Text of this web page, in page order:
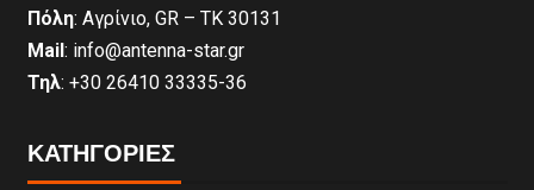
Πόλη: Αγρίνιο, GR – ΤΚ 30131
Mail: info@antenna-star.gr
Τηλ: +30 26410 33335-36
ΚΑΤΗΓΟΡΙΕΣ